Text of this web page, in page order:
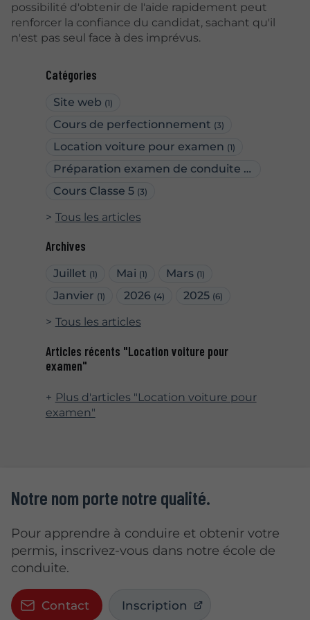
Catégories
Site web (1)
Cours de perfectionnement (3)
Location voiture pour examen (1)
Préparation examen de conduite
(2)
Cours Classe 5 (3)
Tous les articles
Archives
Juillet (1) Mai (1) Mars (1)
Janvier (1) 2026 (4) 2025 (6)
Tous les articles
Articles récents "Location voiture pour
examen"
Plus d'articles "Location voiture pour
examen"
possibilité d'obtenir de l'aide rapidement peut
renforcer la confiance du candidat, sachant qu'il
n'est pas seul face à des imprévus.
Notre nom porte notre qualité.
Pour apprendre à conduire et obtenir votre
permis, inscrivez-vous dans notre école de
conduite.
Contact Inscription